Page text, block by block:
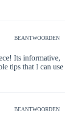
BEANTWOORDEN
Its informative,
tips that I can use
BEANTWOORDEN